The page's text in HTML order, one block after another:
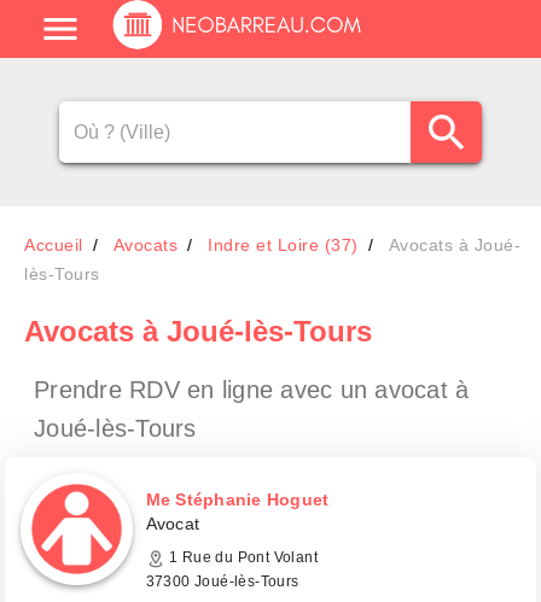
Accueil Avocats Indre et Loire (37)
Avocats à Joué-
lès-Tours
Avocats à Joué-lès-Tours
Prendre RDV en ligne avec un avocat à
Joué-lès-Tours
Me Stéphanie Hoguet
Avocat
1 Rue du Pont Volant
37300 Joué-lès-Tours